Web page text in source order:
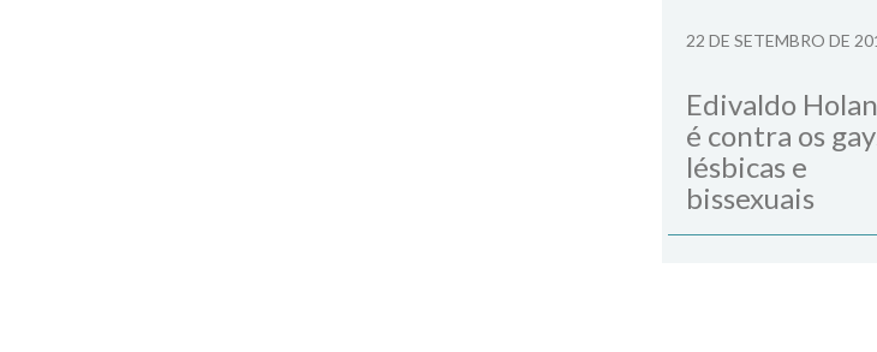
22 DE SETEMBRO DE
Edivaldo
é contra os
lésbicas e
bissexuais